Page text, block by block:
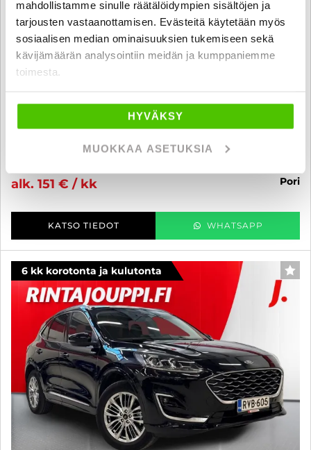
mahdollistamme sinulle räätälöidympien sisältöjen ja
tarjousten vastaanottamisen. Evästeitä käytetään myös
sosiaalisen median ominaisuuksien tukemiseen sekä
kävijämäärän analysointiin meidän ja kumppaniemme
toimesta.
HYVÄKSY
MUOKKAA ASETUKSIA
Ford Kuga
kulutonta maksuaikaa! - 2-omisteinen Kuga!! Jakopää juuri tehty!!
// Vetokoukku // Lohkolämmitin // Tutkat // Ilmastointi //
alk. 151 € / kk
pori
KATSO TIEDOT WHATSAPP
6 kk korotonta ja kulutonta